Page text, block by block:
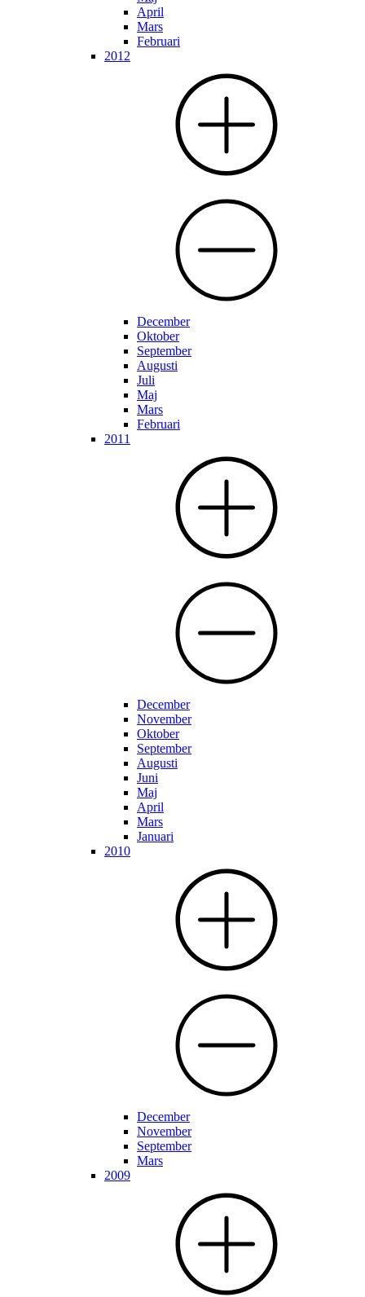
April
Mars
Februari
2012
December
Oktober
September
Augusti
Juli
Maj
Mars
Februari
2011
December
November
Oktober
September
Augusti
Juni
Maj
April
Mars
Januari
2010
December
November
September
Mars
2009